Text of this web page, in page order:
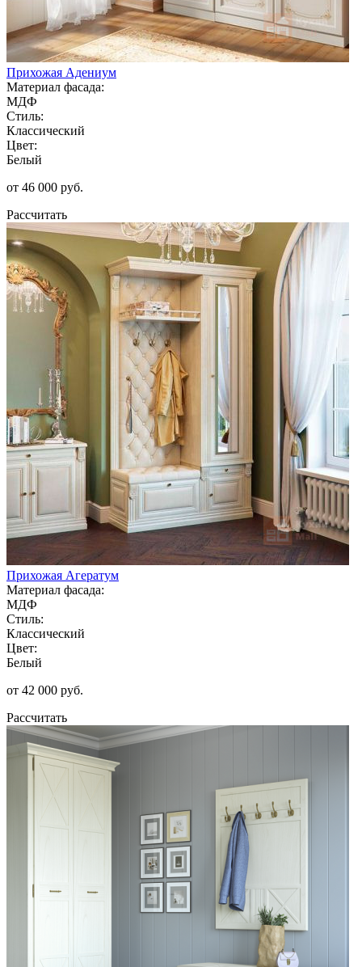
Прихожая Адениум
Материал фасада:
МДФ
Стиль:
Классический
Цвет:
Белый
от 46 000 руб.
Рассчитать
Прихожая Агератум
Материал фасада:
МДФ
Стиль:
Классический
Цвет:
Белый
от 42 000 руб.
Рассчитать